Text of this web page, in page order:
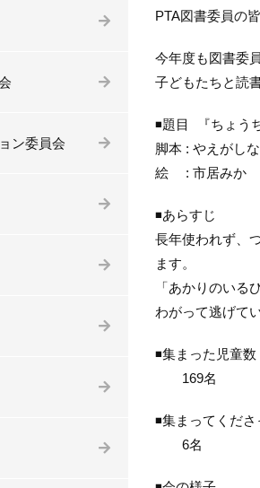
PTA図書委員の
今年度も図書委
子どもたちと読
◾題目 『ちょう
脚本 : やえがし
絵 : 市居みか
◾あらすじ
長年使われず、
ます。
「あかりのいる
わがって逃げて
◾️集まった児童数
169名
◾️集まってくだ
6名
ン委員会